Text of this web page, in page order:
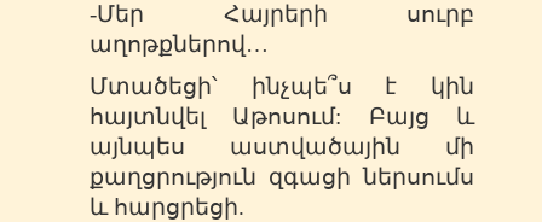
-Մեր Հայրերի սուրբ
աղոթքներով…
Մտածեցի՝ ինչպե՞ս է կին
հայտնվել Աթոսում: Բայց և
այնպես աստվածային մի
քաղցրություն զգացի ներսումս
և հարցրեցի.